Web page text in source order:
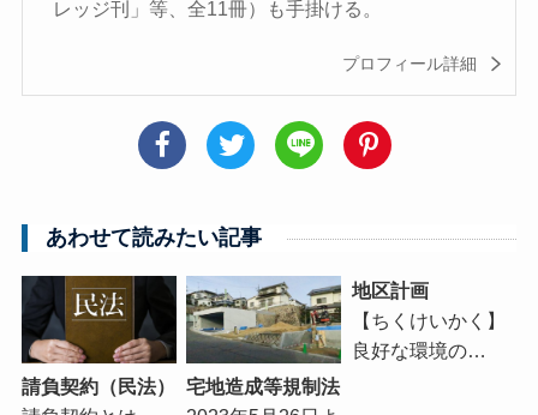
レッジ刊」等、全11冊）も手掛ける。
プロフィール詳細
あわせて読みたい記事
請負契約（民法）
宅地造成等規制法
地区計画
【ちくけいかく】
良好な環境の…